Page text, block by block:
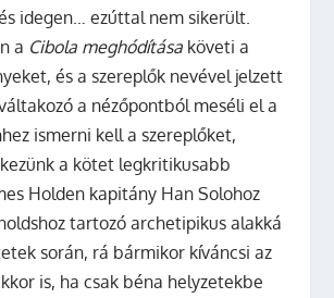
idegen… ezúttal nem sikerült.
a Cibola meghódítása követi a
és a szereplők nevével jelzett
a nézőpontból meséli el a
ismerni kell a szereplőket,
a kötet legkritikusabb
Holden kapitány Han Solohoz
tartozó archetipikus alakká
során, rá bármikor kíváncsi az
is, ha csak béna helyzetekbe